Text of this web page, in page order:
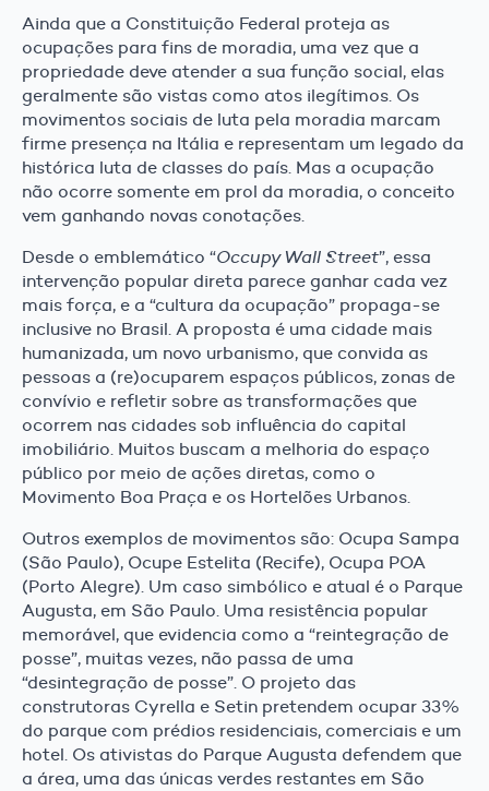
Ainda que a Constituição Federal proteja as
ocupações para fins de moradia, uma vez que a
propriedade deve atender a sua função social, elas
geralmente são vistas como atos ilegítimos. Os
movimentos sociais de luta pela moradia marcam
firme presença na Itália e representam um legado da
histórica luta de classes do país. Mas a ocupação
não ocorre somente em prol da moradia, o conceito
vem ganhando novas conotações.
Desde o emblemático “Occupy Wall Street”, essa
intervenção popular direta parece ganhar cada vez
mais força, e a “cultura da ocupação” propaga-se
inclusive no Brasil. A proposta é uma cidade mais
humanizada, um novo urbanismo, que convida as
pessoas a (re)ocuparem espaços públicos, zonas de
convívio e refletir sobre as transformações que
ocorrem nas cidades sob influência do capital
imobiliário. Muitos buscam a melhoria do espaço
público por meio de ações diretas, como o
Movimento Boa Praça e os Hortelões Urbanos.
Outros exemplos de movimentos são: Ocupa Sampa
(São Paulo), Ocupe Estelita (Recife), Ocupa POA
(Porto Alegre). Um caso simbólico e atual é o Parque
Augusta, em São Paulo. Uma resistência popular
memorável, que evidencia como a “reintegração de
posse”, muitas vezes, não passa de uma
“desintegração de posse”. O projeto das
construtoras Cyrella e Setin pretendem ocupar 33%
do parque com prédios residenciais, comerciais e um
hotel. Os ativistas do Parque Augusta defendem que
a área, uma das únicas verdes restantes em São